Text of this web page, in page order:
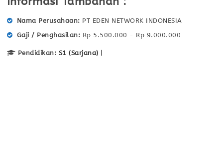
Nama Perusahaan
PT EDEN NETWORK INDONESIA
Gaji / Penghasilan
Rp 5.500.000 - Rp 9.000.000
Pendidikan: S1 (Sarjana)